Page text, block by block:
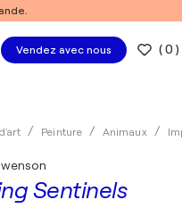
Vendez avec nous (0 )
Peinture Animaux
Sentinels